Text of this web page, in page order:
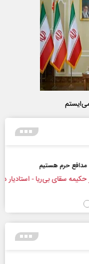
دانشگاه تهران